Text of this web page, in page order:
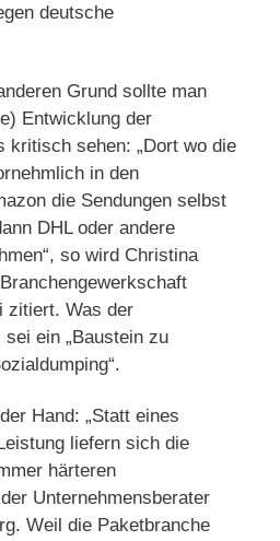
deutsche
Grund sollte man
Entwicklung der
kritisch sehen: „Dort wo die
in den
die Sendungen selbst
DHL oder andere
so wird Christina
zitiert. Was der
ein „Baustein zu
Hand: „Statt eines
liefern sich die
härteren
Unternehmensberater
Weil die Paketbranche